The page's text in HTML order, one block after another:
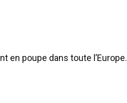
en poupe dans toute l’Europe.